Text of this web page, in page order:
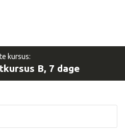
kursus:
B, 7 dage